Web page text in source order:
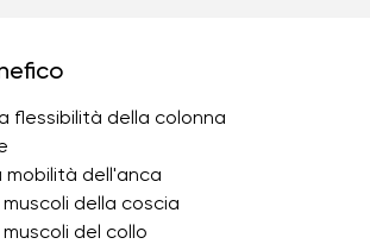
flessibilità della colonna
mobilità dell'anca
della coscia
del collo